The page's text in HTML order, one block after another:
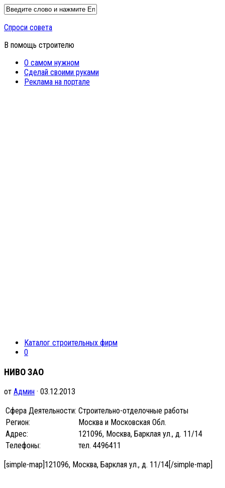
Спроси совета
В помощь строителю
О самом нужном
Сделай своими руками
Реклама на портале
Каталог строительных фирм
0
НИВО ЗАО
от Админ · 03.12.2013
Сфера Деятельности: Строительно-отделочные работы
Регион:
Москва и Московская Обл.
Адрес:
121096, Москва, Барклая ул., д. 11/14
Телефоны:
тел. 4496411
[simple-map]121096, Москва, Барклая ул., д. 11/14[/simple-map]